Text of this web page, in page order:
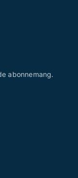
abonnemang.